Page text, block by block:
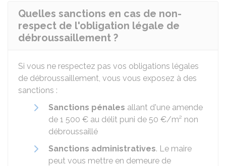
Quelles sanctions en cas de non-
respect de l'obligation légale de
débroussaillement ?
Si vous ne respectez pas vos obligations légales
de débroussaillement, vous vous exposez à des
sanctions :
Sanctions pénales allant d'une amende
de 1 500 € au délit puni de 50 €/m² non
débroussaillé
Sanctions administratives. Le maire
peut vous mettre en demeure de